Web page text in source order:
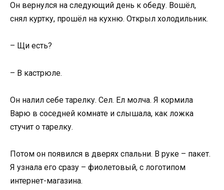
Он вернулся на следующий день к обеду. Вошёл,
снял куртку, прошёл на кухню. Открыл холодильник.
– Щи есть?
– В кастрюле.
Он налил себе тарелку. Сел. Ел молча. Я кормила
Варю в соседней комнате и слышала, как ложка
стучит о тарелку.
Потом он появился в дверях спальни. В руке – пакет.
Я узнала его сразу – фиолетовый, с логотипом
интернет-магазина.